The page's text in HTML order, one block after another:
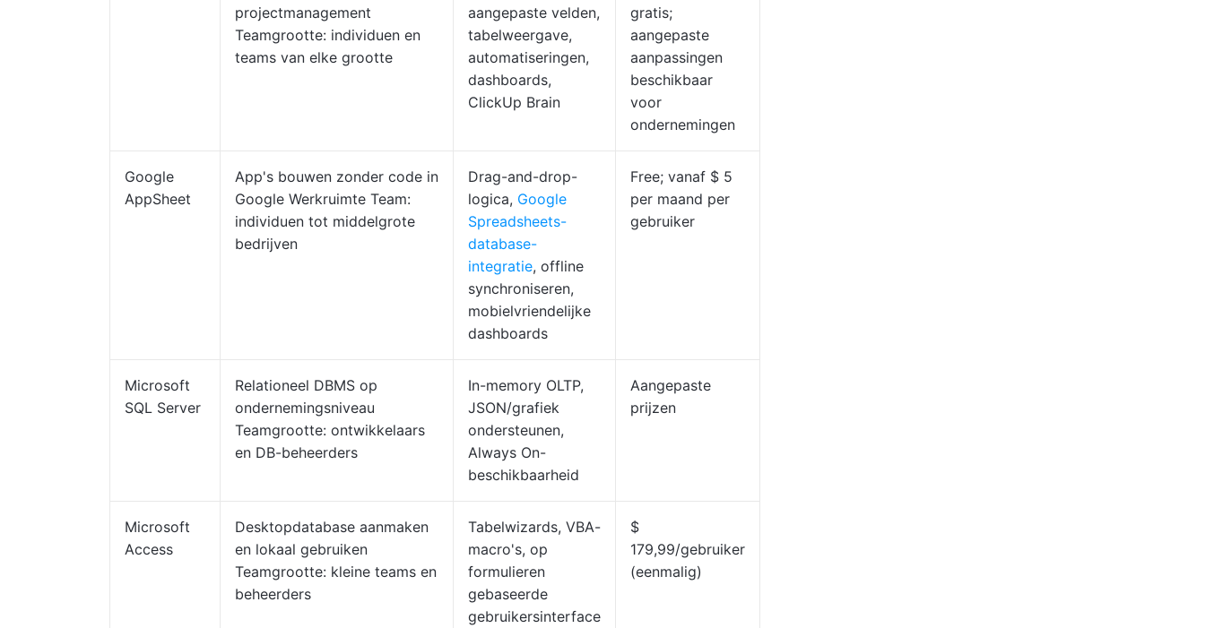
projectmanagement
Teamgrootte: individuen en
teams van elke grootte
aangepaste velden,
tabelweergave,
automatiseringen,
dashboards,
ClickUp Brain
gratis;
aangepaste
aanpassingen
beschikbaar
voor
ondernemingen
Google
AppSheet
App's bouwen zonder code in
Google Werkruimte Team:
individuen tot middelgrote
bedrijven
Drag-and-drop-
logica, Google
Spreadsheets-
database-
integratie, offline
synchroniseren,
mobielvriendelijke
dashboards
Free; vanaf $ 5
per maand per
gebruiker
Microsoft
SQL Server
Relationeel DBMS op
ondernemingsniveau
Teamgrootte: ontwikkelaars
en DB-beheerders
In-memory OLTP,
JSON/grafiek
ondersteunen,
Always On-
beschikbaarheid
Aangepaste
prijzen
Microsoft
Access
Desktopdatabase aanmaken
en lokaal gebruiken
Teamgrootte: kleine teams en
beheerders
Tabelwizards, VBA-
macro's, op
formulieren
gebaseerde
gebruikersinterface
$
179,99/gebruiker
(eenmalig)